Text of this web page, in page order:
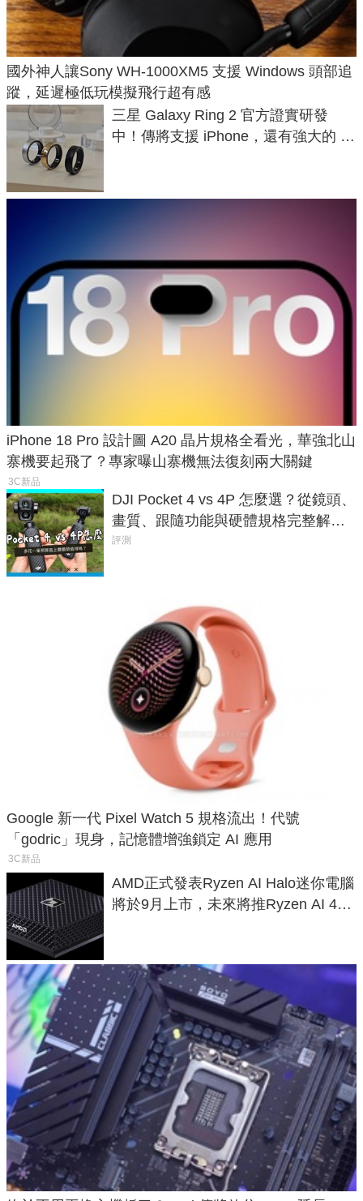
國外神人讓Sony WH-1000XM5 支援 Windows 頭部追
蹤，延遲極低玩模擬飛行超有感
三星 Galaxy Ring 2 官方證實研發
中！傳將支援 iPhone，還有強大的 AI
iPhone 18 Pro 設計圖 A20 晶片規格全看光，華強北山
寨機要起飛了？專家曝山寨機無法復刻兩大關鍵
3C新品
DJI Pocket 4 vs 4P 怎麼選？從鏡頭、
畫質、跟隨功能與硬體規格完整解
析，一次看懂兩台差異
評測
Google 新一代 Pixel Watch 5 規格流出！代號
「godric」現身，記憶體增強鎖定 AI 應用
3C新品
AMD正式發表Ryzen AI Halo迷你電腦
將於9月上市，未來將推Ryzen AI 400